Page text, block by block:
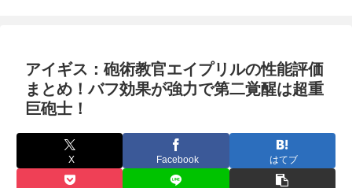
アイギス：砲術教官エイプリルの性能評価
まとめ！バフ効果が強力で第二覚醒は超重
巨砲士！
X Facebook はてブ